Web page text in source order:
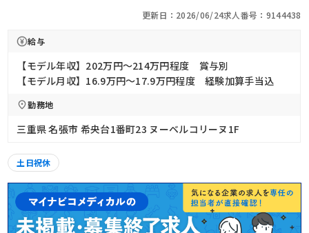
更新日：2026/06/24求人番号：9144438
給与
【モデル年収】202万円〜214万円程度 賞与別
【モデル月収】16.9万円〜17.9万円程度 経験加算手当込
勤務地
三重県 名張市 希央台1番町23 ヌーベルコリーヌ1F
土日祝休